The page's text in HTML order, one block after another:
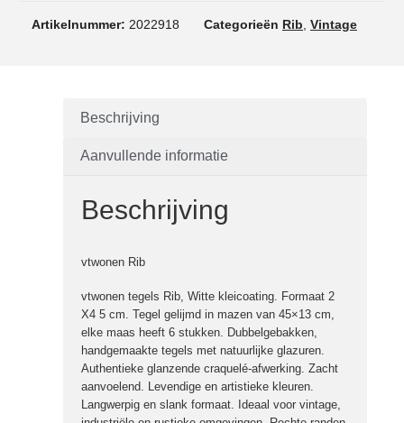
Artikelnummer: 2022918 Categorieën Rib Vintage
Beschrijving
Aanvullende informatie
Beschrijving
vtwonen Rib
vtwonen tegels Rib, Witte kleicoating. Formaat 2
X4 5 cm. Tegel gelijmd in mazen van 45×13 cm,
elke maas heeft 6 stukken. Dubbelgebakken,
handgemaakte tegels met natuurlijke glazuren.
Authentieke glanzende craquelé-afwerking. Zacht
aanvoelend. Levendige en artistieke kleuren.
Langwerpig en slank formaat. Ideaal voor vintage,